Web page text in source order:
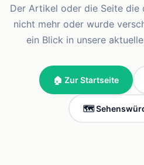
Der Artikel oder die Seite
nicht mehr oder wurde
ein Blick in unsere
🏠 Zur Startseite
🗺️